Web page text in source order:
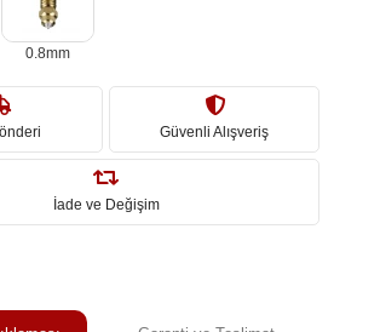
0.8mm
Güvenli Alışveriş
İade ve Değişim